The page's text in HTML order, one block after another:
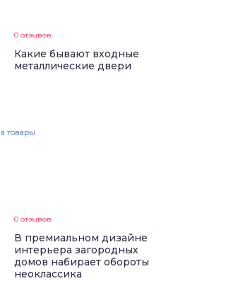
0 отзывов
Какие бывают входные
металлические двери
товары
0 отзывов
В премиальном дизайне
интерьера загородных
домов набирает обороты
неоклассика